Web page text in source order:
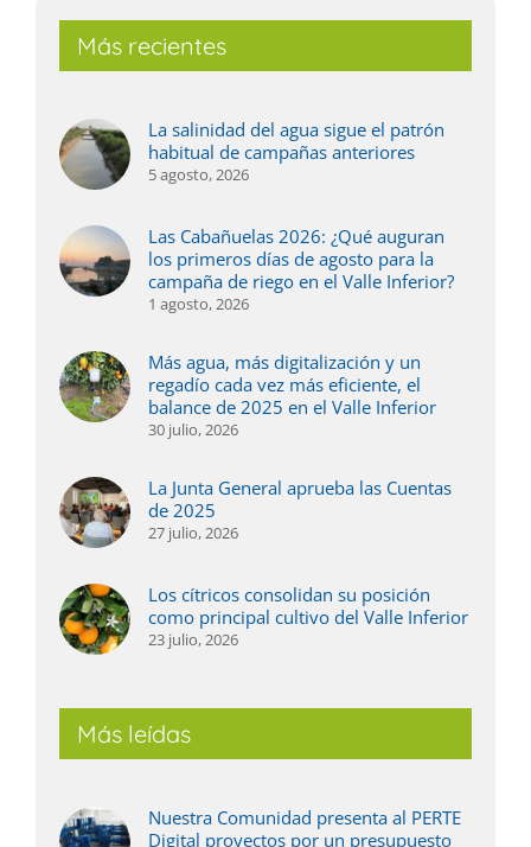
Más recientes
La salinidad del agua sigue el patrón
habitual de campañas anteriores
5 agosto, 2026
Las Cabañuelas 2026: ¿Qué auguran
los primeros días de agosto para la
campaña de riego en el Valle Inferior?
1 agosto, 2026
Más agua, más digitalización y un
regadío cada vez más eficiente, el
balance de 2025 en el Valle Inferior
30 julio, 2026
La Junta General aprueba las Cuentas
de 2025
27 julio, 2026
Los cítricos consolidan su posición
como principal cultivo del Valle Inferior
23 julio, 2026
Más leídas
Nuestra Comunidad presenta al PERTE
Digital proyectos por un presupuesto